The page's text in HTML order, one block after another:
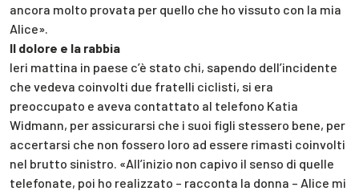
ancora molto provata per quello che ho vissuto con la mia
Alice».
Il dolore e la rabbia
Ieri mattina in paese c’è stato chi, sapendo dell’incidente
che vedeva coinvolti due fratelli ciclisti, si era
preoccupato e aveva contattato al telefono Katia
Widmann, per assicurarsi che i suoi figli stessero bene, per
accertarsi che non fossero loro ad essere rimasti coinvolti
nel brutto sinistro. «All’inizio non capivo il senso di quelle
telefonate, poi ho realizzato – racconta la donna – Alice mi